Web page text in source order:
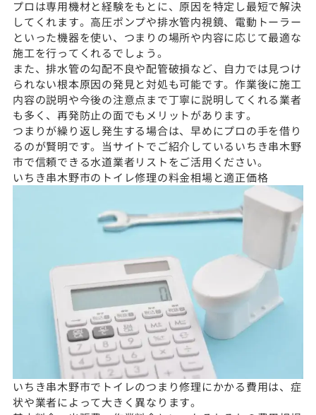
プロは専用機材と経験をもとに、原因を特定し最短で解決
してくれます。高圧ポンプや排水管内視鏡、電動トーラー
といった機器を使い、つまりの場所や内容に応じて最適な
施工を行ってくれるでしょう。
また、排水管の勾配不良や配管破損など、自力では見つけ
られない根本原因の発見と対処も可能です。作業後に施工
内容の説明や今後の注意点まで丁寧に説明してくれる業者
も多く、再発防止の面でもメリットがあります。
つまりが繰り返し発生する場合は、早めにプロの手を借り
るのが賢明です。当サイトでご紹介しているいちき串木野
市で信頼できる水道業者リストをご活用ください。
いちき串木野市のトイレ修理の料金相場と適正価格
いちき串木野市でトイレのつまり修理にかかる費用は、症
状や業者によって大きく異なります。